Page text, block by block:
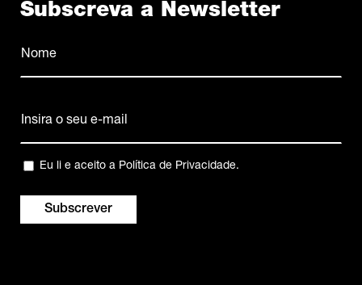
Subscreva a Newsletter
Privacidade
Eu li e aceito a Política de Privacidade.